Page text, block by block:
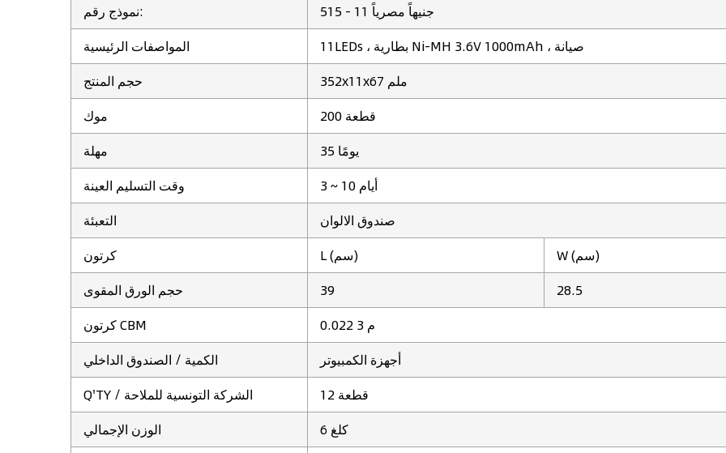
نموذج رقم:
515 - 11 جنيهاً مصرياً
المواصفات الرئيسية
11LEDs ، بطارية Ni-MH 3.6V 1000mAh ، صيانة
حجم المنتج
352x11x67 ملم
موك
200 قطعة
مهلة
35 يومًا
وقت التسليم العينة
3 ~ 10 أيام
التعبئة
صندوق الالوان
كرتون
L (سم) W (سم)
حجم الورق المقوى
39 28.5
كرتون CBM
0.022 م 3
الكمية / الصندوق الداخلي
أجهزة الكمبيوتر
Q'TY / الشركة التونسية للملاحة
12 قطعة
الوزن الإجمالي
6 كلغ